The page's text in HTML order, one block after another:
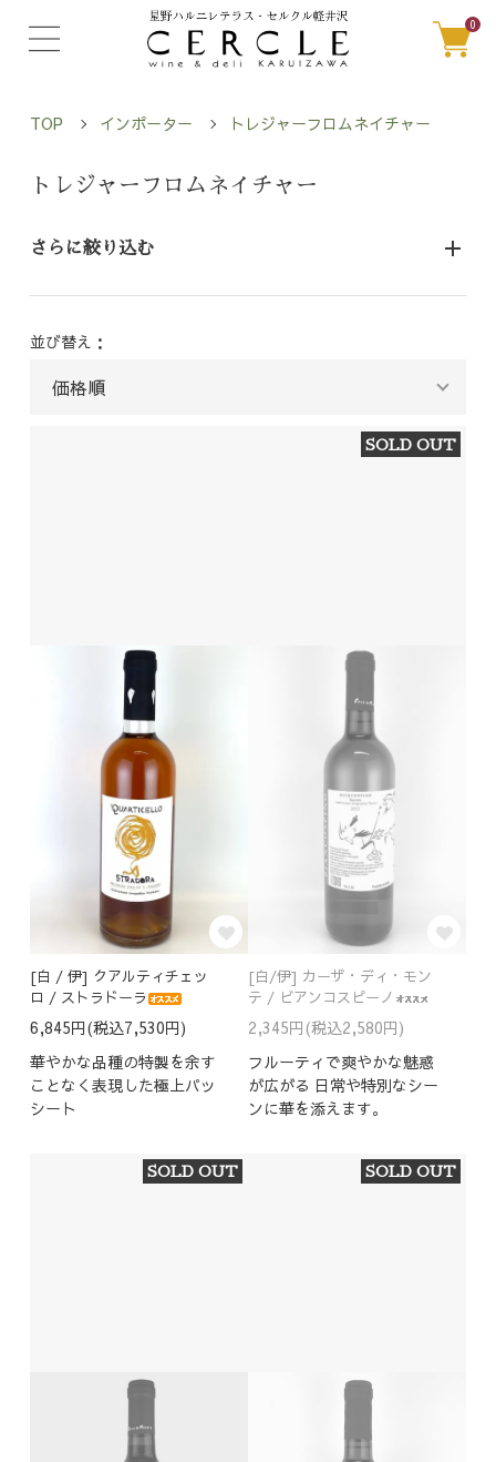
0
TOP インポーター トレジャーフロムネイチャー
トレジャーフロムネイチャー
さらに絞り込む
並び替え：
[白 / 伊] クアルティチェッ
ロ / ストラドーラ
6,845円(税込7,530円)
華やかな品種の特製を余す
ことなく表現した極上パッ
シート
SOLD OUT
[白/伊] カーザ・ディ・モン
テ / ビアンコスピーノ
2,345円(税込2,580円)
フルーティで爽やかな魅惑
が広がる 日常や特別なシー
ンに華を添えます。
SOLD OUT SOLD OUT